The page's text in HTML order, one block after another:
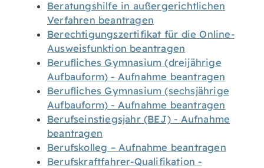
Beratungshilfe in außergerichtlichen
Verfahren beantragen
Berechtigungszertifikat für die Online-
Ausweisfunktion beantragen
Berufliches Gymnasium (dreijährige
Aufbauform) - Aufnahme beantragen
Berufliches Gymnasium (sechsjährige
Aufbauform) - Aufnahme beantragen
Berufseinstiegsjahr (BEJ) - Aufnahme
beantragen
Berufskolleg – Aufnahme beantragen
Berufskraftfahrer-Qualifikation -